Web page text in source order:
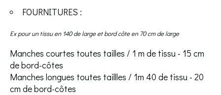
FOURNITURES :
Ex pour un tissu en 140 de large et bord côte en 70 cm de large
Manches courtes toutes tailles / 1 m de tissu - 15 cm
de bord-côtes
Manches longues toutes taillles / 1m 40 de tissu - 20
cm de bord-côtes